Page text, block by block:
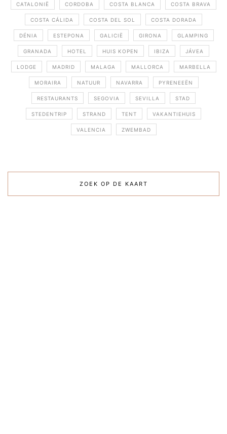
CATALONIË CORDOBA COSTA BLANCA COSTA BRAVA
COSTA CÁLIDA COSTA DEL SOL COSTA DORADA
DÉNIA ESTEPONA GALICIË GIRONA GLAMPING
GRANADA HOTEL HUIS KOPEN IBIZA JÁVEA
LODGE MADRID MALAGA MALLORCA MARBELLA
MORAIRA NATUUR NAVARRA PYRENEEËN
RESTAURANTS SEGOVIA SEVILLA STAD
STEDENTRIP STRAND TENT VAKANTIEHUIS
VALENCIA ZWEMBAD
ZOEK OP DE KAART